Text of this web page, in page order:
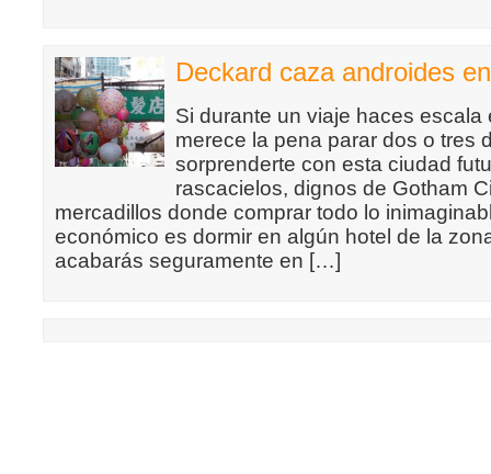
Deckard caza androides
Si durante un viaje haces escala
merece la pena parar dos o tres
sorprenderte con esta ciudad
rascacielos, dignos de Gotham
mercadillos donde comprar todo lo
económico es dormir en algún hotel de la
acabarás seguramente en […]